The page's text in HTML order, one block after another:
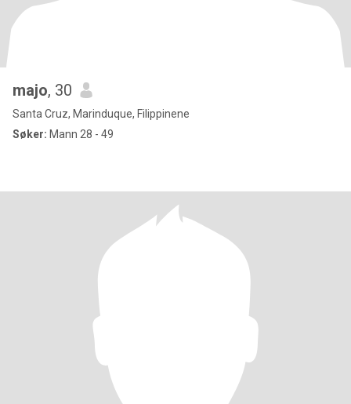
majo, 30
Santa Cruz, Marinduque, Filippinene
Søker: Mann 28 - 49